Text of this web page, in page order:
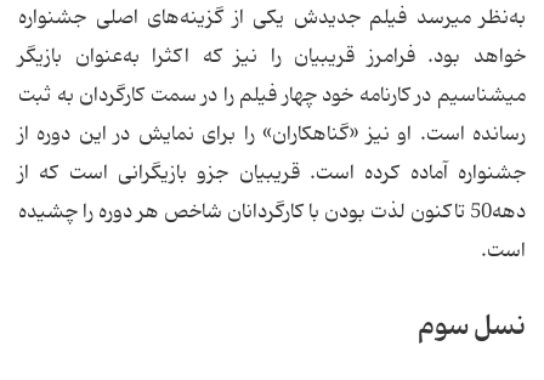
به‌نظر می‏رسد فیلم جدیدش یکی از گزینه‌های اصلی جشنواره
خواهد بود. فرامرز قریبیان را نیز که اکثرا به‌عنوان بازیگر
می‏شناسیم در کارنامه خود چهار فیلم را در سمت کارگردان به ثبت
رسانده است. او نیز «گناهکاران» را برای نمایش در این دوره از
جشنواره آماده کرده است. قریبیان جزو بازیگرانی است که از
دهه50 تاکنون لذت بودن با کارگردانان شاخص هر دوره را چشیده
است.
نسل سوم